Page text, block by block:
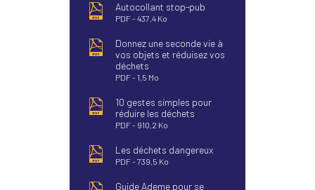
Autocollant stop-pub
PDF 437,4 Ko
Donnez une seconde vie à
vos objets et réduisez vos
déchets
PDF 1,5 Mo
10 gestes simples pour
réduire les déchets
PDF 910,2 Ko
Les déchets dangereux
PDF 739,5 Ko
Guide Ademe pour se